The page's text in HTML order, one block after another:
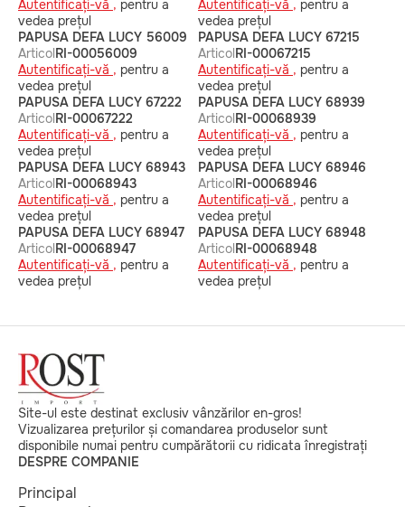
Autentificați-vă , pentru a
vedea prețul
Autentificați-vă , pentru a
vedea prețul
PAPUSA DEFA LUCY 56009
ArticolRI-00056009
Autentificați-vă , pentru a
vedea prețul
PAPUSA DEFA LUCY 67215
ArticolRI-00067215
Autentificați-vă , pentru a
vedea prețul
PAPUSA DEFA LUCY 67222
ArticolRI-00067222
Autentificați-vă , pentru a
vedea prețul
PAPUSA DEFA LUCY 68939
ArticolRI-00068939
Autentificați-vă , pentru a
vedea prețul
PAPUSA DEFA LUCY 68943
ArticolRI-00068943
Autentificați-vă , pentru a
vedea prețul
PAPUSA DEFA LUCY 68946
ArticolRI-00068946
Autentificați-vă , pentru a
vedea prețul
PAPUSA DEFA LUCY 68947
ArticolRI-00068947
Autentificați-vă , pentru a
vedea prețul
PAPUSA DEFA LUCY 68948
ArticolRI-00068948
Autentificați-vă , pentru a
vedea prețul
Site-ul este destinat exclusiv vânzărilor en-gros!
Vizualizarea prețurilor și comandarea produselor sunt
disponibile numai pentru cumpărătorii cu ridicata înregistrați
DESPRE COMPANIE
Principal